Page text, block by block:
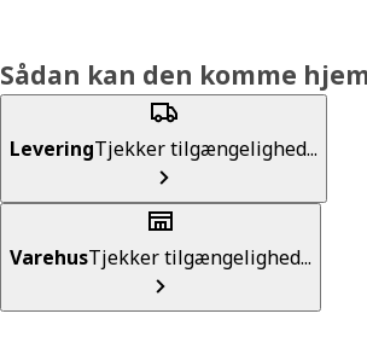
Sådan kan den komme
LeveringTjekker tilgængelighed...
VarehusTjekker tilgængelighed...